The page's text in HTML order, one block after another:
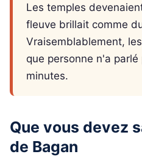
Les temples
fleuve brillait comme
Vraisemblablement,
que personne n'a
minutes.
Que vous devez
de Bagan